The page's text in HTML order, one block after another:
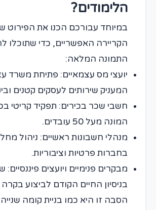
הלימודים?
במיוחד עבורכם הכנו את הפירוט
הקריירה האפשריים, כדי שתוכלו
התמונה המלאה:
יועצי מס עצמאיים: פתיחת משרד
המעניק שירותים לעסקים קטנים
חשבי שכר בכירים: תפקיד קריטי
המונה מעל 50 עובדים.
מנהלי חשבונות ראשיים: ניהול
בחברות פרטיות וציבוריות.
מבקרים פנימיים ויועצים פיננסיים:
בניסיון החיים הקודם לביצוע
הסבה זו היא כמו בניית קומה